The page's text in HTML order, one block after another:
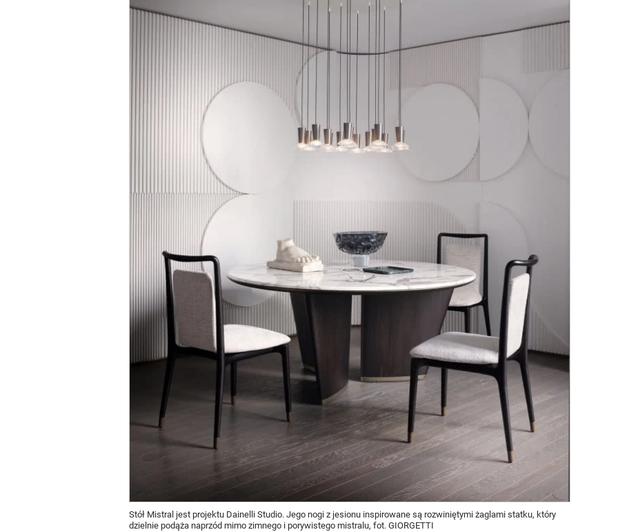
Stół Mistral jest projektu Dainelli Studio. Jego nogi z jesionu inspirowane są rozwiniętymi żaglami statku, który
dzielnie podąża naprzód mimo zimnego i porywistego mistralu, fot. GIORGETTI